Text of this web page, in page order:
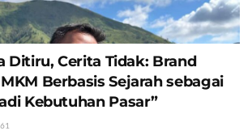
Ditiru, Cerita Tidak: Brand
Berbasis Sejarah sebagai
Kebutuhan Pasar”
61